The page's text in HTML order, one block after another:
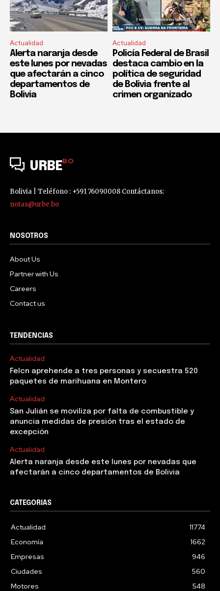
Actualidad
Alerta naranja desde
este lunes por nevadas
que afectarán a cinco
departamentos de
Bolivia
Actualidad
Policía Federal de Brasil
destaca cambio en la
política de seguridad
de Bolivia frente al
crimen organizado
URBEBO
Bolivia | Teléfono : +591 76090008 Contáctanos:
notas@urbe.bo
NOSOTROS
About Us
Partner with Us
Careers
Contact us
TENDENCIAS
Actualidad
Felcn aprehende a tres personas y secuestra 520
paquetes de marihuana en Montero
Actualidad
San Julián se moviliza por falta de combustible y
anuncia medidas de presión tras el estado de
excepción
Actualidad
Alerta naranja desde este lunes por nevadas que
afectarán a cinco departamentos de Bolivia
CATEGORIAS
Actualidad
11774
Economía
1662
Empresas
946
Ciudades
560
Motores
548